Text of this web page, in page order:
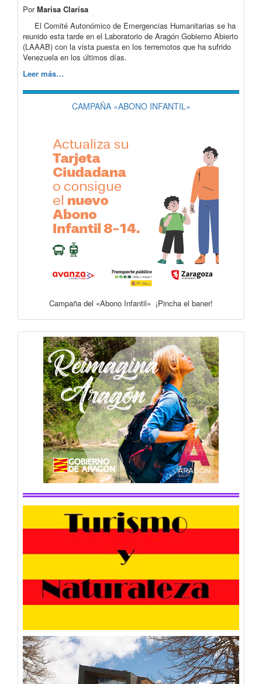
PorMarisa Clarisa
El Comité Autonómico de Emergencias Humanitarias se ha
reunido esta tarde en el Laboratorio de Aragón Gobierno Abierto
(LAAAB) con la vista puesta en los terremotos que ha sufrido
Venezuela en los últimos días.
Leer más…
CAMPAÑA «ABONO INFANTIL»
Campaña del «Abono Infantil» ¡Pincha el baner!